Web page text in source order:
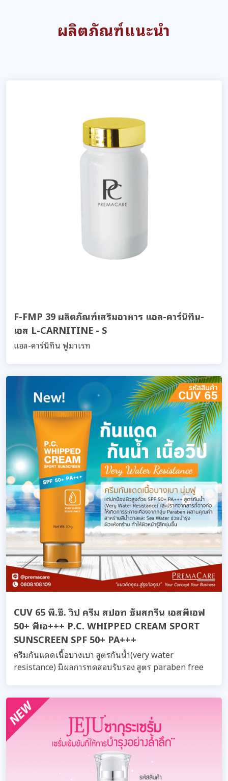
ผลิตภัณฑ์แนะนำ
F-FMP 39 ผลิตภัณฑ์เสริมอาหาร แอล-คาร์นิทีน-
เอส L-CARNITINE - S
แอล-คาร์นิทีน ฟูมาเรท
CUV 65 พี.ซี. วิป ครีม สปอท ซันสกรีน เอสพีเอฟ
50+ พีเอ+++ P.C. WHIPPED CREAM SPORT
SUNSCREEN SPF 50+ PA+++
ครีมกันแดดเนื้อบางเบา สูตรกันน้ำ(very water
resistance) มีผลการทดสอบรับรอง สูตร paraben free